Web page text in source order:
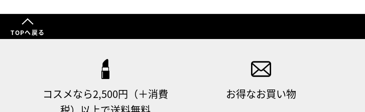
TOPへ戻る
コスメなら2,500円（＋消費
お得なお買い物